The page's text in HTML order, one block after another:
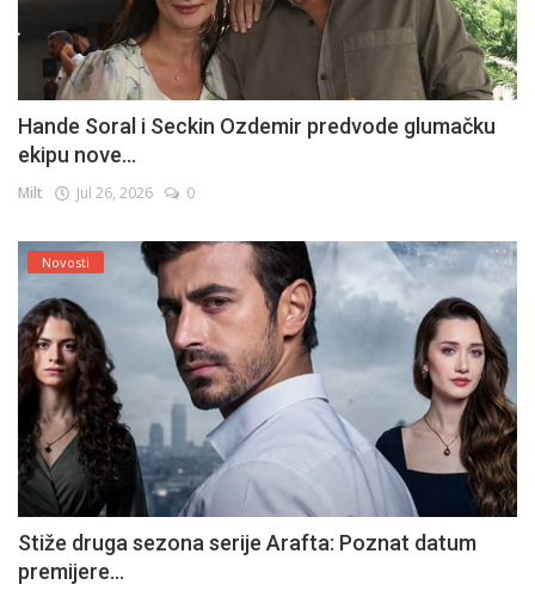
Hande Soral i Seckin Ozdemir predvode glumačku
ekipu nove...
Milt Jul 26, 2026 0
Novosti
Stiže druga sezona serije Arafta: Poznat datum
premijere...